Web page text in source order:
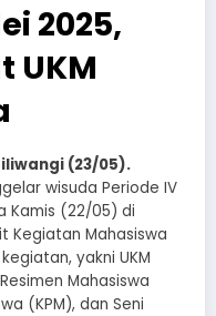
2025,
UKM
(23/05).
wisuda Periode IV
Kamis (22/05) di
Kegiatan Mahasiswa
yakni UKM
Mahasiswa
(KPM), dan Seni